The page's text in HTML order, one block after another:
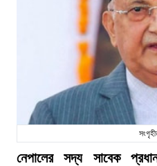
নেপালের সদ্য সাবেক